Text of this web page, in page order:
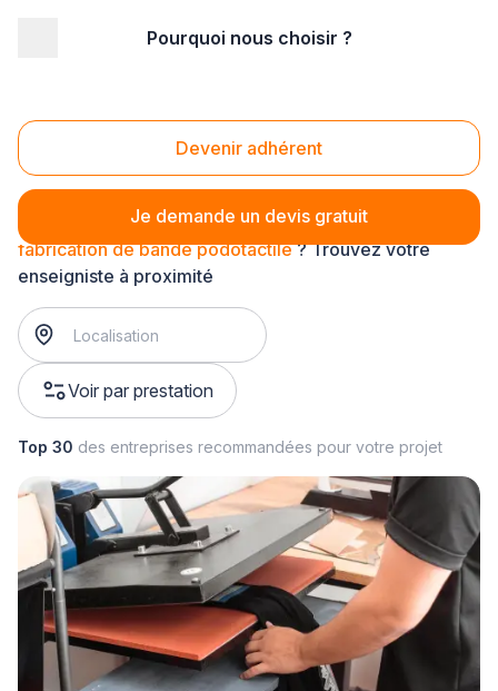
Pourquoi nous choisir ?
Devenir adhérent
Je demande un devis gratuit
Fabrication de bande podotactile
fabrication de bande podotactile? Trouvez votre
enseigniste à proximité
Voir par prestation
Top 30 des entreprises recommandées pour votre projet